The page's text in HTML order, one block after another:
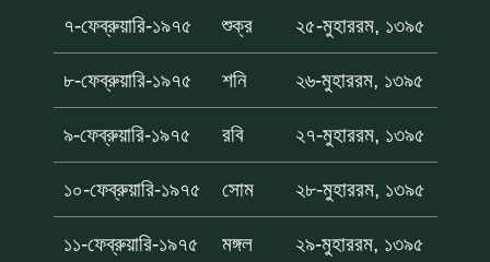
৭-ফেব্রুয়ারি-১৯৭৫ শুক্র ২৫-মুহাররম, ১৩৯৫
৮-ফেব্রুয়ারি-১৯৭৫ শনি ২৬-মুহাররম, ১৩৯৫
৯-ফেব্রুয়ারি-১৯৭৫ রবি ২৭-মুহাররম, ১৩৯৫
১০-ফেব্রুয়ারি-১৯৭৫ সোম ২৮-মুহাররম, ১৩৯৫
১১-ফেব্রুয়ারি-১৯৭৫ মঙ্গল ২৯-মুহাররম, ১৩৯৫